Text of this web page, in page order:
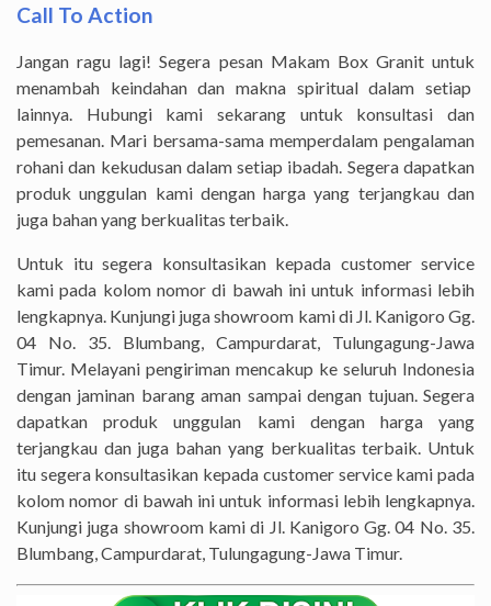
Call To Action
Jangan ragu lagi! Segera pesan Makam Box Granit untuk
menambah keindahan dan makna spiritual dalam setiap
lainnya. Hubungi kami sekarang untuk konsultasi dan
pemesanan. Mari bersama-sama memperdalam pengalaman
rohani dan kekudusan dalam setiap ibadah. Segera dapatkan
produk unggulan kami dengan harga yang terjangkau dan
juga bahan yang berkualitas terbaik.
Untuk itu segera konsultasikan kepada customer service
kami pada kolom nomor di bawah ini untuk informasi lebih
lengkapnya. Kunjungi juga showroom kami di Jl. Kanigoro Gg.
04 No. 35. Blumbang, Campurdarat, Tulungagung-Jawa
Timur. Melayani pengiriman mencakup ke seluruh Indonesia
dengan jaminan barang aman sampai dengan tujuan. Segera
dapatkan produk unggulan kami dengan harga yang
terjangkau dan juga bahan yang berkualitas terbaik. Untuk
itu segera konsultasikan kepada customer service kami pada
kolom nomor di bawah ini untuk informasi lebih lengkapnya.
Kunjungi juga showroom kami di Jl. Kanigoro Gg. 04 No. 35.
Blumbang, Campurdarat, Tulungagung-Jawa Timur.